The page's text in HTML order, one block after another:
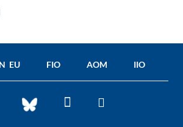
EU FIO AOM IIO
BlueSkyFacebookYou
Tube